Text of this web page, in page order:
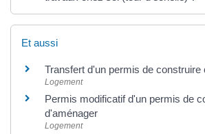
Et aussi
Transfert d'un permis de construire
Logement
Permis modificatif d'un permis de
d'aménager
Logement